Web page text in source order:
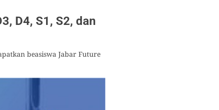
D4, S1, S2, dan
beasiswa Jabar Future